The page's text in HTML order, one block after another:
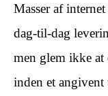
Masser af
dag-til-dag
men glem ikke at
inden et